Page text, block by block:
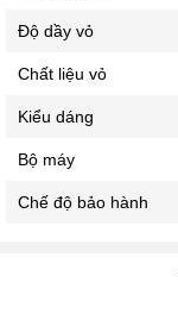
Độ dầy vỏ
Chất liệu vỏ
Kiểu dáng
Bộ máy
Chế độ bảo hành